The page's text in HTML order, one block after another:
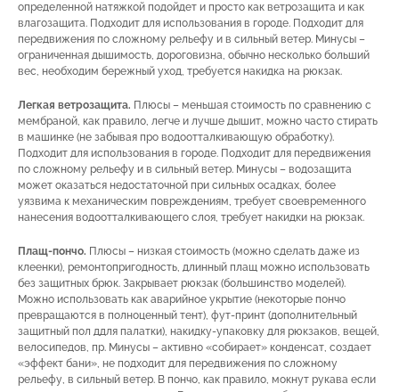
определенной натяжкой подойдет и просто как ветрозащита и как
влагозащита. Подходит для использования в городе. Подходит для
передвижения по сложному рельефу и в сильный ветер. Минусы –
ограниченная дышимость, дороговизна, обычно несколько больший
вес, необходим бережный уход, требуется накидка на рюкзак.
Легкая ветрозащита. Плюсы – меньшая стоимость по сравнению с
мембраной, как правило, легче и лучше дышит, можно часто стирать
в машинке (не забывая про водоотталкивающую обработку).
Подходит для использования в городе. Подходит для передвижения
по сложному рельефу и в сильный ветер. Минусы – водозащита
может оказаться недостаточной при сильных осадках, более
уязвима к механическим повреждениям, требует своевременного
нанесения водоотталкивающего слоя, требует накидки на рюкзак.
Плащ-пончо. Плюсы – низкая стоимость (можно сделать даже из
клеенки), ремонтопригодность, длинный плащ можно использовать
без защитных брюк. Закрывает рюкзак (большинство моделей).
Можно использовать как аварийное укрытие (некоторые пончо
превращаются в полноценный тент), фут-принт (дополнительный
защитный пол ддля палатки), накидку-упаковку для рюкзаков, вещей,
велосипедов, пр. Минусы – активно «собирает» конденсат, создает
«эффект бани», не подходит для передвижения по сложному
рельефу, в сильный ветер. В пончо, как правило, мокнут рукава если